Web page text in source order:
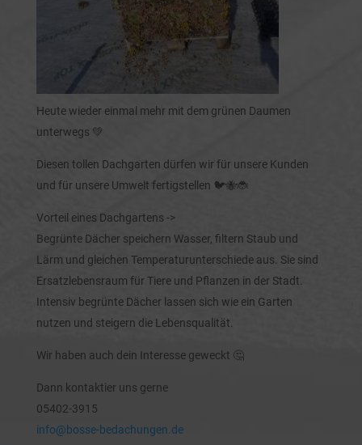
Heute wieder einmal mehr mit dem grünen Daumen
unterwegs 💚
Diesen tollen Dachgarten dürfen wir für unsere Kunden
und für unsere Umwelt fertigstellen 🐦🐝🐞
Vorteil eines Dachgartens ->
Begrünte Dächer speichern Wasser, filtern Staub und
Lärm und gleichen Temperaturunterschiede aus. Sie sind
Ersatzlebensraum für Tiere und Pflanzen in der Stadt.
Intensiv begrünte Dächer lassen sich wie ein Garten
nutzen und steigern die Lebensqualität.
Wir haben auch dein Interesse geweckt 🤔
Dann kontaktier uns gerne
05402-3915
info@bosse-bedachungen.de